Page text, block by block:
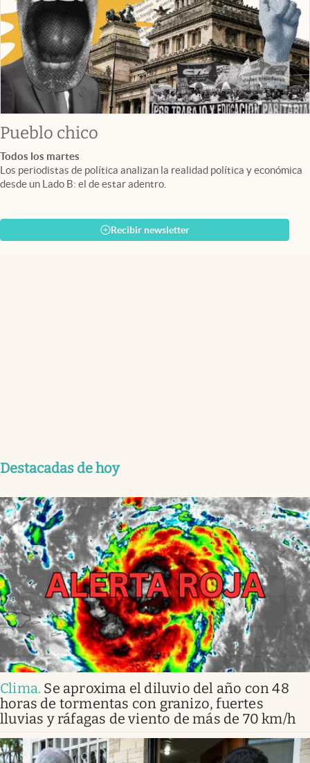
Pueblo chico
Todos los martes
Los periodistas de política analizan la realidad política y económica
desde un Lado B: el de estar adentro.
Recibir newsletter
Destacadas de hoy
Clima. Se aproxima el diluvio del año con 48
horas de tormentas con granizo, fuertes
lluvias y ráfagas de viento de más de 70 km/h